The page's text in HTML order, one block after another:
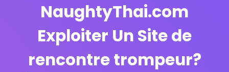
NaughtyThai.com
Exploiter Un Site de
rencontre trompeur?